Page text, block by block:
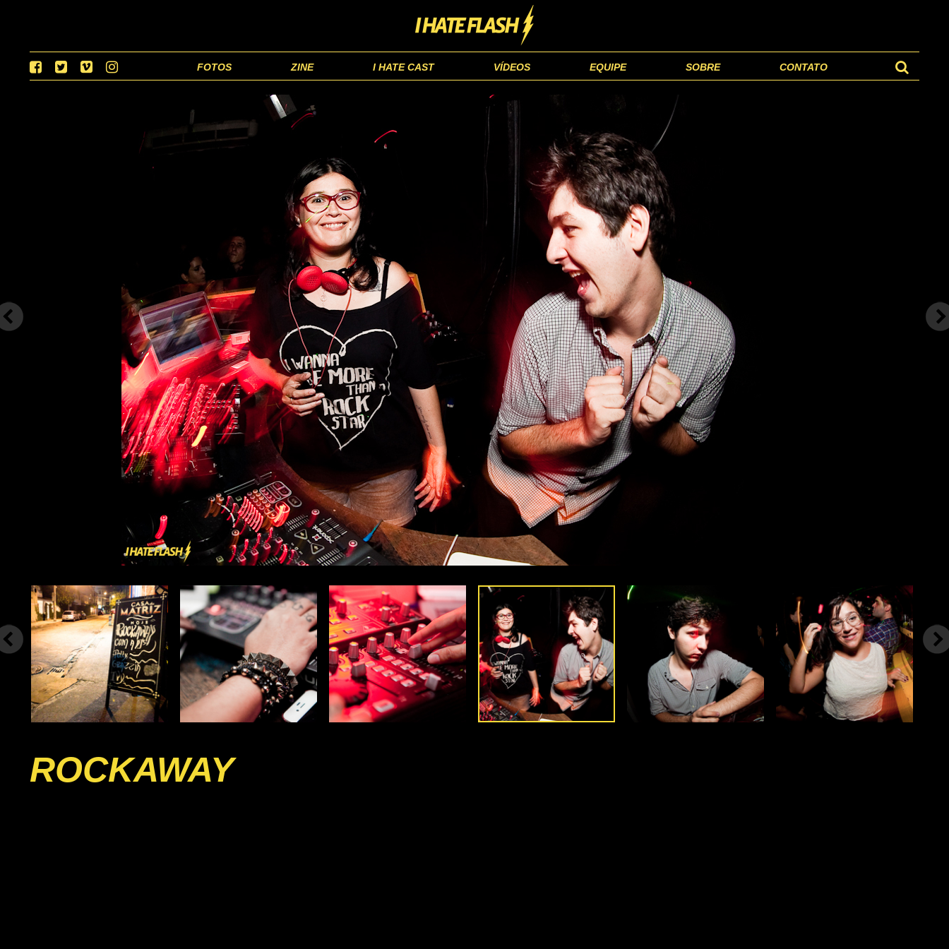
FOTOS ZINE I HATE CAST VÍDEOS EQUIPE SOBRE CONTATO
ROCKAWAY